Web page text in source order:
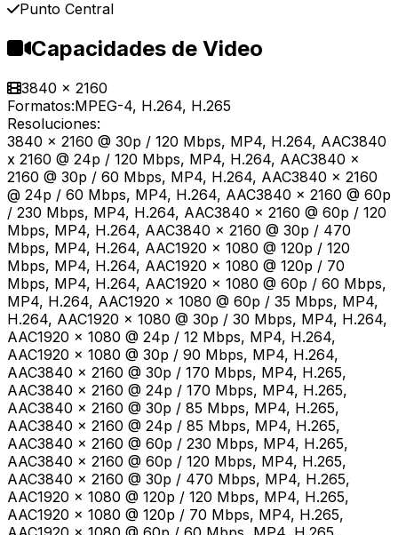
Punto Central
Capacidades de Video
3840 x 2160
Formatos:MPEG-4, H.264, H.265
Resoluciones:
3840 x 2160 @ 30p / 120 Mbps, MP4, H.264, AAC3840
x 2160 @ 24p / 120 Mbps, MP4, H.264, AAC3840 x
2160 @ 30p / 60 Mbps, MP4, H.264, AAC3840 x 2160
@ 24p / 60 Mbps, MP4, H.264, AAC3840 x 2160 @ 60p
/ 230 Mbps, MP4, H.264, AAC3840 x 2160 @ 60p / 120
Mbps, MP4, H.264, AAC3840 x 2160 @ 30p / 470
Mbps, MP4, H.264, AAC1920 x 1080 @ 120p / 120
Mbps, MP4, H.264, AAC1920 x 1080 @ 120p / 70
Mbps, MP4, H.264, AAC1920 x 1080 @ 60p / 60 Mbps,
MP4, H.264, AAC1920 x 1080 @ 60p / 35 Mbps, MP4,
H.264, AAC1920 x 1080 @ 30p / 30 Mbps, MP4, H.264,
AAC1920 x 1080 @ 24p / 12 Mbps, MP4, H.264,
AAC1920 x 1080 @ 30p / 90 Mbps, MP4, H.264,
AAC3840 x 2160 @ 30p / 170 Mbps, MP4, H.265,
AAC3840 x 2160 @ 24p / 170 Mbps, MP4, H.265,
AAC3840 x 2160 @ 30p / 85 Mbps, MP4, H.265,
AAC3840 x 2160 @ 24p / 85 Mbps, MP4, H.265,
AAC3840 x 2160 @ 60p / 230 Mbps, MP4, H.265,
AAC3840 x 2160 @ 60p / 120 Mbps, MP4, H.265,
AAC3840 x 2160 @ 30p / 470 Mbps, MP4, H.265,
AAC1920 x 1080 @ 120p / 120 Mbps, MP4, H.265,
AAC1920 x 1080 @ 120p / 70 Mbps, MP4, H.265,